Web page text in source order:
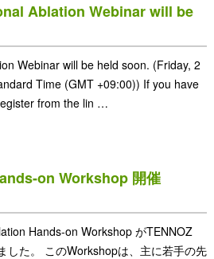
Ablation Webinar will be
Webinar will be held soon. (Friday, 2
Time (GMT +09:00)) If you have
from the lin …
on Workshop 開催
Hands-on Workshop がTENNOZ
した。 このWorkshopは、主に若手の先